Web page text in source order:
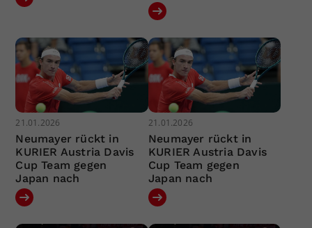
21.01.2026
Neumayer rückt in
KURIER Austria Davis
Cup Team gegen
Japan nach
21.01.2026
Neumayer rückt in
KURIER Austria Davis
Cup Team gegen
Japan nach